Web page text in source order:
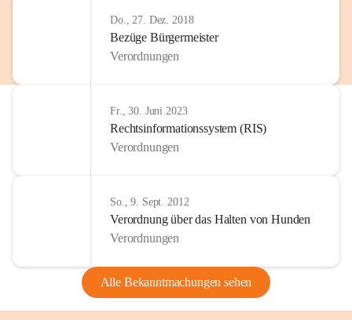
Do., 27. Dez. 2018
Bezüge Bürgermeister
Verordnungen
Fr., 30. Juni 2023
Rechtsinformationssystem (RIS)
Verordnungen
So., 9. Sept. 2012
Verordnung über das Halten von Hunden
Verordnungen
Alle Bekanntmachungen sehen